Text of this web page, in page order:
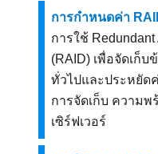
การกำหนดค่า
การใช้ Redundant
(RAID) เพื่อจัดเก็
ทั่วไปและประหยัด
การจัดเก็บ ความ
เซิร์ฟเวอร์